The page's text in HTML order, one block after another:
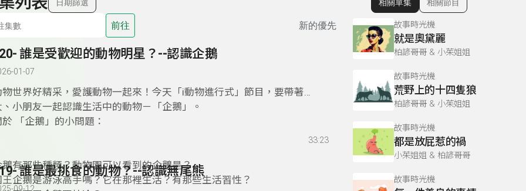
日期篩選
前往 新的優先
誰是受歡迎的動物明星？--認識企鵝
01-07
物世界好精采，愛護動物一起來！今天「i動物進行式」節目，要帶著
、小朋友一起認識生活中的動物－「企鵝」。
「企鵝」的小問題：
鵝有那些種類？動物園可以看到的企鵝是？
王企鵝是游泳高手嗎？它在那裡生活？有那些生活習性？
33:23
誰是最挑食的動物？--認識無尾熊
09-12
顯示相關單集
相關單集 相關節目
故事時光機
就是奧黛麗
柏諺哥哥 & 小茱姐姐
故事時光機
荒野上的十四隻狼
柏諺哥哥 & 小茱姐姐
故事時光機
都是放屁惹的禍
小茱姐姐 & 柏諺哥哥
故事時光機